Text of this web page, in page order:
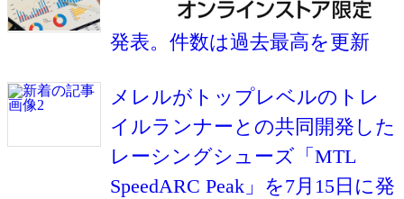
マラソン大会エントリー動向を
発表。件数は過去最高を更新
メレルがトップレベルのトレ
イルランナーとの共同開発した
レーシングシューズ「MTL
SpeedARC Peak」を7月15日に発